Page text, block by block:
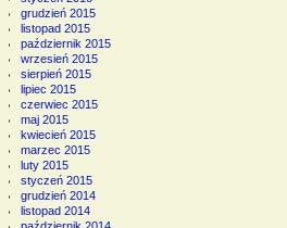
grudzień 2015
listopad 2015
październik 2015
wrzesień 2015
sierpień 2015
lipiec 2015
czerwiec 2015
maj 2015
kwiecień 2015
marzec 2015
luty 2015
styczeń 2015
grudzień 2014
listopad 2014